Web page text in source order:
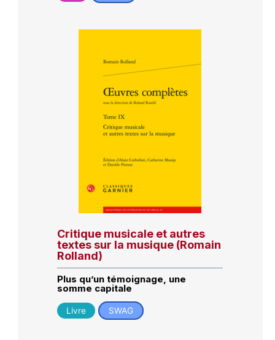
Critique musicale et autres
textes sur la musique (Romain
Rolland)
Plus qu’un témoignage, une
somme capitale
Livre SWAG